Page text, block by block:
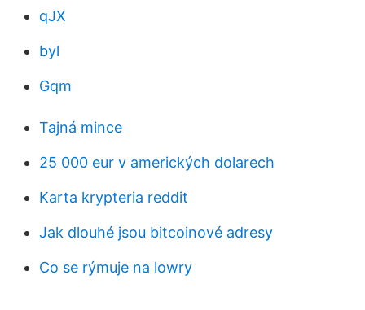
qJX
byl
Gqm
Tajná mince
25 000 eur v amerických dolarech
Karta krypteria reddit
Jak dlouhé jsou bitcoinové adresy
Co se rýmuje na lowry